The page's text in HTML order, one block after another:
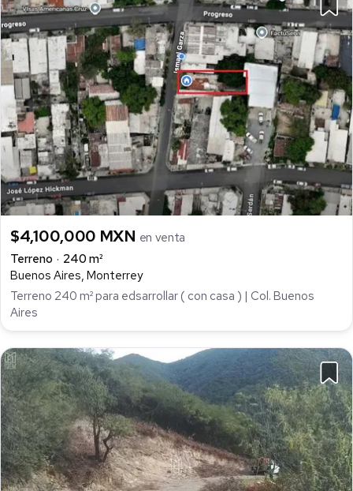
$4,100,000 MXN en venta
Terreno
240 m²
Buenos Aires, Monterrey
Terreno 240 m² para edsarrollar ( con casa ) | Col. Buenos
Aires